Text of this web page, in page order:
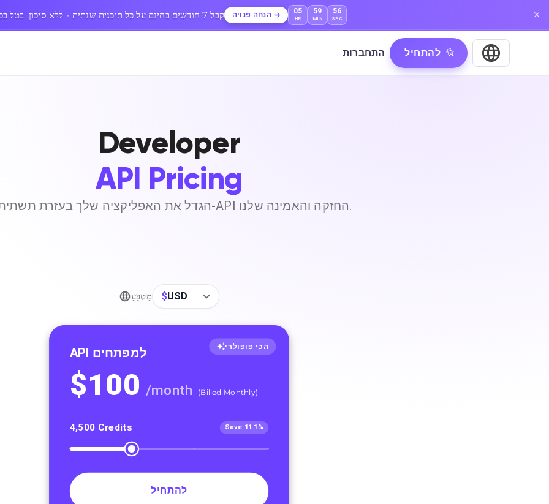
🎉 קבל 7 חודשים בחינם על כל תוכנית שנתית - ללא סיכון, בטל בכל עת הנחה פנויה 05
HR
59
MIN
55
SEC
התחברות להתחיל
Developer
API Pricing
הגדל את האפליקציה שלך בעזרת תשתית ה-API החזקה והאמינה שלנו.
מַטְבֵּעַ $USD
הכי פופולרי API למפתחים
$100 /month (Billed Monthly)
4,500 Credits Save 11.1%
להתחיל